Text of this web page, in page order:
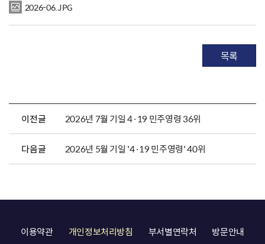
2026-06.JPG
목록
이전글 2026년 7월 기일 4·19 민주영령 36위
다음글 2026년 5월 기일 '4·19 민주영령' 40위
이용약관 개인정보처리방침 부서별연락처
방문안내